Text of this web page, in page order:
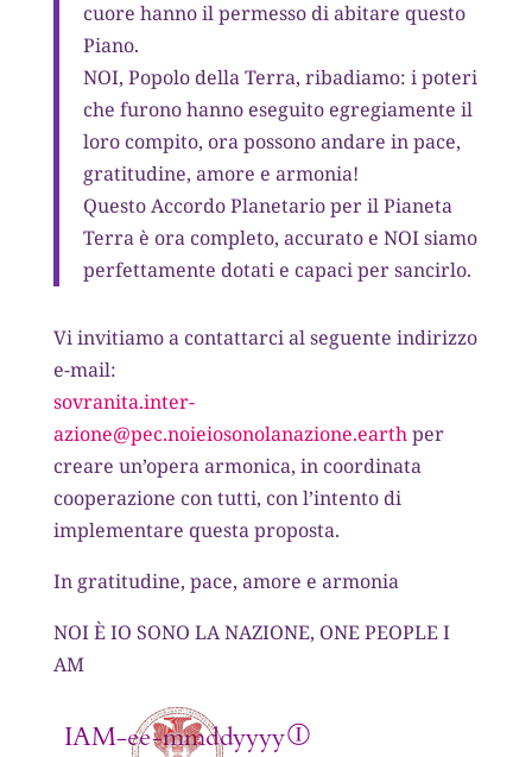
cuore hanno il permesso di abitare questo
Piano.
NOI, Popolo della Terra, ribadiamo: i poteri
che furono hanno eseguito egregiamente il
loro compito, ora possono andare in pace,
gratitudine, amore e armonia!
Questo Accordo Planetario per il Pianeta
Terra è ora completo, accurato e NOI siamo
perfettamente dotati e capaci per sancirlo.
Vi invitiamo a contattarci al seguente indirizzo
e-mail:
sovranita.inter-
azione@pec.noieiosonolanazione.earthper
creare un’opera armonica, in coordinata
cooperazione con tutti, con l’intento di
implementare questa proposta.
In gratitudine, pace, amore e armonia
NOI È IO SONO LA NAZIONE, ONE PEOPLE I
AM